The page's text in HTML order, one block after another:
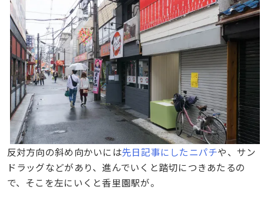
反対方向の斜め向かいには先日記事にしたニパチや、サン
ドラッグなどがあり、進んでいくと踏切につきあたるの
で、そこを左にいくと香里園駅が。